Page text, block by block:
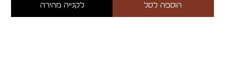
הוספה לסל לקנייה מהירה